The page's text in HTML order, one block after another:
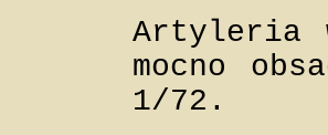
Artyleria
mocno
1/72.